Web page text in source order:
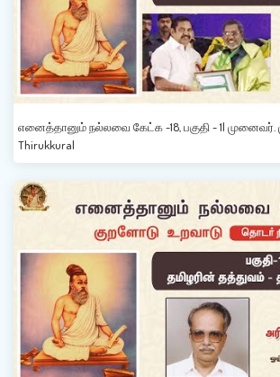
எனைத்தானும் நல்லவை கேட்க -18, பகுதி - 1| முனைவர்.
Thirukkural